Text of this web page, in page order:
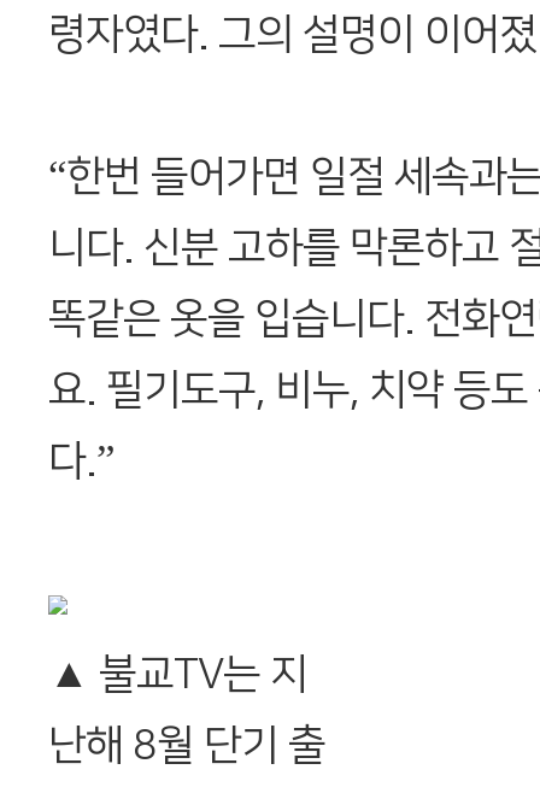
령자였다. 그의 설명이 이어
“한번 들어가면 일절 세속과
니다. 신분 고하를 막론하고
똑같은 옷을 입습니다. 전화
요. 필기도구, 비누, 치약 등
다.”
▲ 불교TV는 지
난해 8월 단기 출